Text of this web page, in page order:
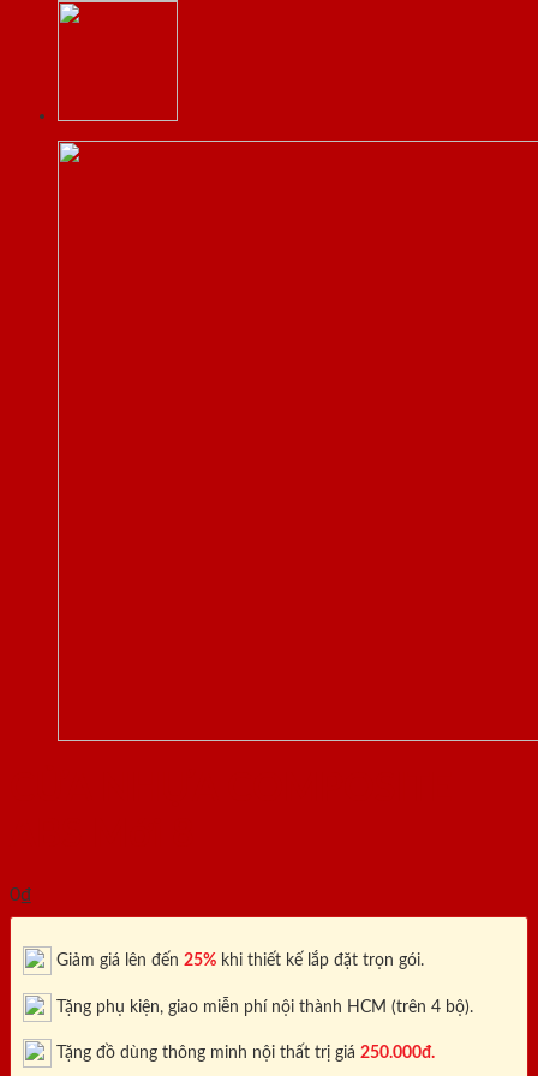
0₫
Giảm giá lên đến 25% khi thiết kế lắp đặt trọn gói.
Tặng phụ kiện, giao miễn phí nội thành HCM (trên 4 bộ).
Tặng đồ dùng thông minh nội thất trị giá 250.000đ.